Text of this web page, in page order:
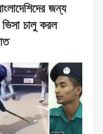
জন্য
ভিসা চালু করল